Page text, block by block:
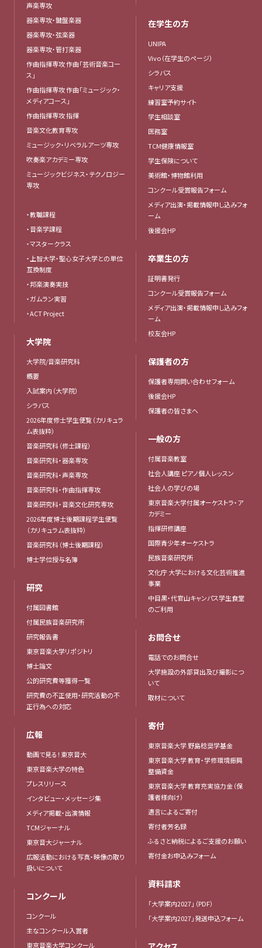
声楽専攻
器楽専攻・鍵盤楽器
器楽専攻・弦楽器
器楽専攻・管打楽器
作曲指揮専攻 作曲「芸術音楽コー
ス」
作曲指揮専攻 作曲「ミュージック・
メディアコース」
作曲指揮専攻 指揮
音楽文化教育専攻
ミュージック・リベラルアーツ専攻
吹奏楽アカデミー専攻
ミュージックビジネス・テクノロジー
専攻
・教職課程
・音楽学課程
・マスタークラス
・上智大学・聖心女子大学との単位
互換制度
・邦楽演奏実技
・ガムラン実習
・ACT Project
大学院
大学院/音楽研究科
概要
入試案内（大学院）
シラバス
2026年度修士学生便覧（カリキュラ
ム表抜粋）
音楽研究科（修士課程）
音楽研究科・器楽専攻
音楽研究科・声楽専攻
音楽研究科・作曲指揮専攻
音楽研究科・音楽文化研究専攻
2026年度博士後期課程学生便覧
（カリキュラム表抜粋）
音楽研究科（博士後期課程）
博士学位授与名簿
研究
付属図書館
付属民族音楽研究所
研究報告書
東京音楽大学リポジトリ
博士論文
公的研究費等獲得一覧
研究費の不正使用・研究活動の不
正行為への対応
広報
動画で見る！東京音大
東京音楽大学の特色
プレスリリース
インタビュー・メッセージ集
メディア掲載・出演情報
TCMジャーナル
東京音大ジャーナル
広報活動における写真・映像の取り
扱いについて
コンクール
コンクール
主なコンクール入賞者
東京音楽大学コンクール
在学生の方
UNIPA
Vivo（在学生のページ）
シラバス
キャリア支援
練習室予約サイト
学生相談室
医務室
TCM健康情報室
学生保険について
美術館・博物館利用
コンクール受賞報告フォーム
メディア出演・掲載情報申し込みフォ
ーム
後援会HP
卒業生の方
証明書発行
コンクール受賞報告フォーム
メディア出演・掲載情報申し込みフォ
ーム
校友会HP
保護者の方
保護者専用問い合わせフォーム
後援会HP
保護者の皆さまへ
一般の方
付属音楽教室
社会人講座 ピアノ個人レッスン
社会人の学びの場
東京音楽大学付属オーケストラ・ア
カデミー
指揮研修講座
国際青少年オーケストラ
民族音楽研究所
文化庁 大学における文化芸術推進
事業
中目黒・代官山キャンパス学生食堂
のご利用
お問合せ
電話でのお問合せ
大学施設の外部貸出及び撮影につ
いて
取材について
寄付
東京音楽大学 野島稔奨学基金
東京音楽大学 教育・学修環境振興
整備資金
東京音楽大学 教育充実協力金（保
護者様向け）
遺言によるご寄付
寄付者芳名録
ふるさと納税によるご支援のお願い
寄付金お申込みフォーム
資料請求
「大学案内2027」（PDF）
「大学案内2027」発送申込フォーム